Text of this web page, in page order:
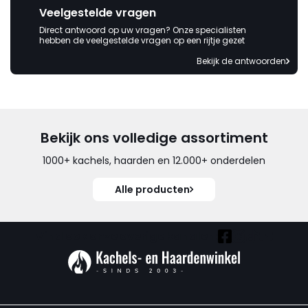
Veelgestelde vragen
Direct antwoord op uw vragen? Onze specialisten
hebben de veelgestelde vragen op een rijtje gezet
Bekijk de antwoorden
Bekijk ons volledige assortiment
1000+ kachels, haarden en 12.000+ onderdelen
Alle producten